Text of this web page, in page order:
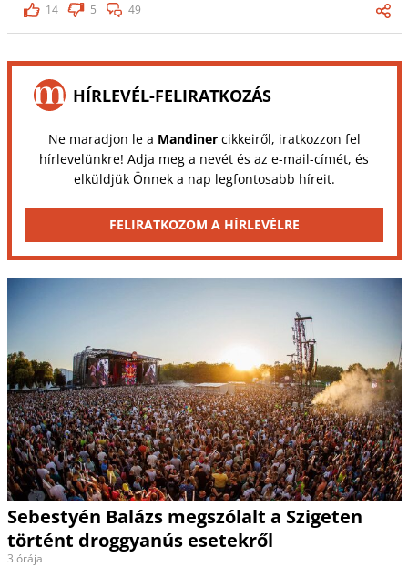
14
5 49
HÍRLEVÉL-FELIRATKOZÁS
Ne maradjon le a Mandinercikkeiről, iratkozzon fel
hírlevelünkre! Adja meg a nevét és az e-mail-címét, és
elküldjük Önnek a nap legfontosabb híreit.
FELIRATKOZOM A HÍRLEVÉLRE
Sebestyén Balázs megszólalt a Szigeten
történt droggyanús esetekről
3 órája